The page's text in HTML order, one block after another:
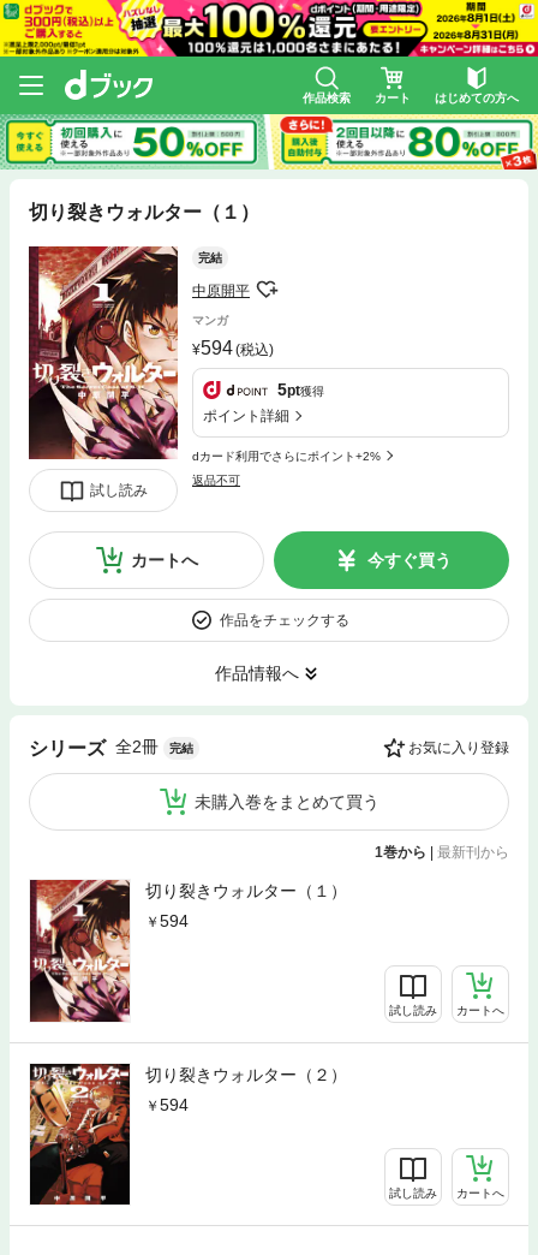
作品検索 カート はじめての方へ
切り裂きウォルター（１）
試し読み
完結
中原開平
マンガ
594(税込)
5pt獲得
ポイント詳細
dカード利用でさらにポイント+2%
返品不可
カートへ 今すぐ買う
作品をチェックする
作品情報へ
シリーズ 全2冊 完結 お気に入り登録
未購入巻をまとめて買う
1巻から | 最新刊から
切り裂きウォルター（１）
594
試し読み カートへ
切り裂きウォルター（２）
594
試し読み カートへ